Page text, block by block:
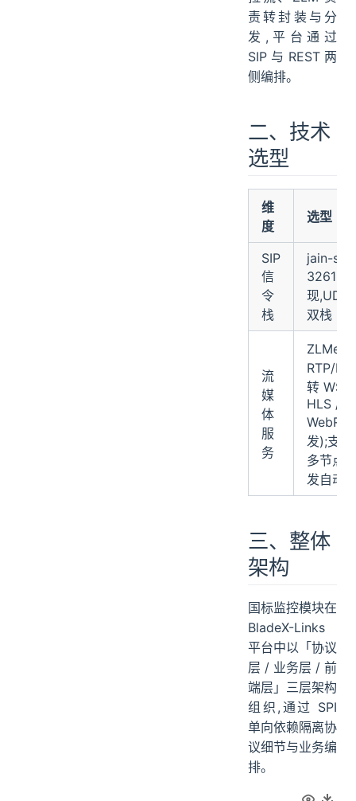
责转封装与分
发,平台通过
SIP 与 REST 两
侧编排。
二、技术
选型
维
度
选型
SIP
信
令
栈
jain-
3261 完
现,UDP
双栈
流
媒
体
服
务
RTP/
转 WS-
HLS /
发);支
多节点
发自动
三、整体
架构
国标监控模块在
BladeX-Links
平台中以「协议
层 / 业务层 / 前
端层」三层架构
组织,通过 SPI
单向依赖隔离协
议细节与业务编
排。